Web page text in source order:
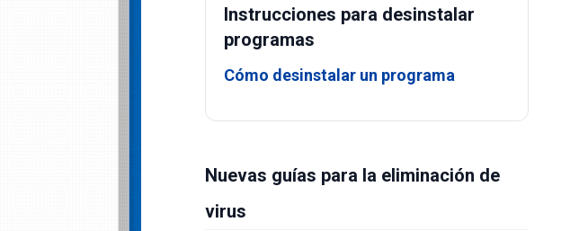
Instrucciones para desinstalar
programas
Cómo desinstalar un programa
Nuevas guías para la eliminación de
virus